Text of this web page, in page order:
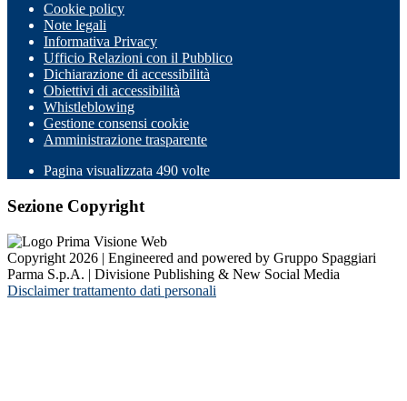
Cookie policy
Note legali
Informativa Privacy
Ufficio Relazioni con il Pubblico
Dichiarazione di accessibilità
Obiettivi di accessibilità
Whistleblowing
Gestione consensi cookie
Amministrazione trasparente
Pagina visualizzata 490 volte
Sezione Copyright
Copyright 2026 | Engineered and powered by Gruppo Spaggiari
Parma S.p.A. | Divisione Publishing & New Social Media
Disclaimer trattamento dati personali